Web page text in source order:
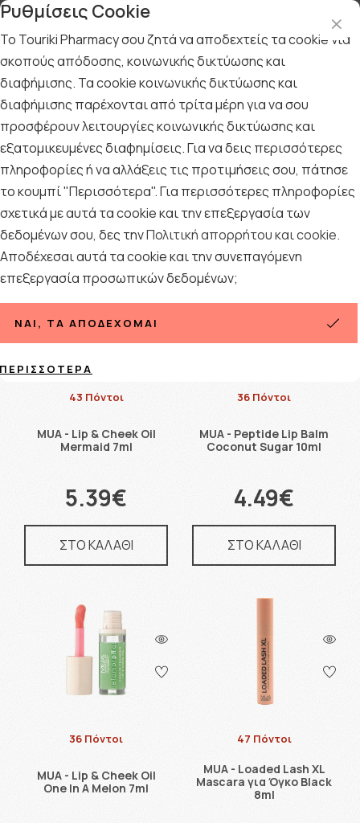
Αρχική / Εταιρίες / Mua
Mua
Ταξινόμηση Προβολή
43 Πόντοι
MUA - Lip & Cheek Oil
Mermaid 7ml
5.39€
ΣΤΟ ΚΑΛΑΘΙ
36 Πόντοι
MUA - Peptide Lip Balm
Coconut Sugar 10ml
4.49€
ΣΤΟ ΚΑΛΑΘΙ
36 Πόντοι
MUA - Lip & Cheek Oil
One In A Melon 7ml
47 Πόντοι
MUA - Loaded Lash XL
Mascara για Όγκο Black
8ml
Ρυθμίσεις Cookie
Το Touriki Pharmacy σου ζητά να αποδεχτείς τα cookie για
σκοπούς απόδοσης, κοινωνικής δικτύωσης και
διαφήμισης. Τα cookie κοινωνικής δικτύωσης και
διαφήμισης παρέχονται από τρίτα μέρη για να σου
προσφέρουν λειτουργίες κοινωνικής δικτύωσης και
εξατομικευμένες διαφημίσεις. Για να δεις περισσότερες
πληροφορίες ή να αλλάξεις τις προτιμήσεις σου, πάτησε
το κουμπί "Περισσότερα". Για περισσότερες πληροφορίες
σχετικά με αυτά τα cookie και την επεξεργασία των
δεδομένων σου, δες τηνΠολιτική απορρήτου και cookie.
Αποδέχεσαι αυτά τα cookie και την συνεπαγόμενη
επεξεργασία προσωπικών δεδομένων;
ΝΑΙ, ΤΑ ΑΠΟΔΈΧΟΜΑΙ
ΠΕΡΙΣΣΌΤΕΡΑ